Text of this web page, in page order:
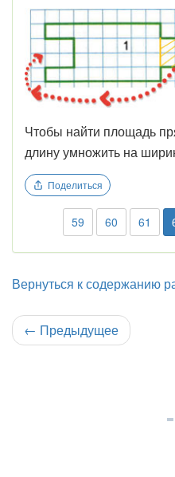
Чтобы найти площадь
длину умножить на
Поделиться
59 60 61
Вернуться к содержанию
← Предыдущее